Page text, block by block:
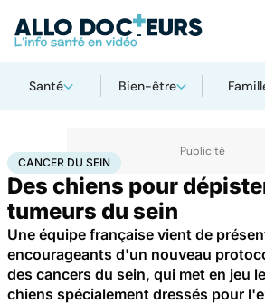
Santé Bien-être
AccueilSanté Maladies Cancer du sein
CANCER DU SEIN
Des chiens pour
tumeurs du sein
Une équipe française vient de
encourageants d'un nouveau
des cancers du sein, qui met en jeu
chiens spécialement dressés pour